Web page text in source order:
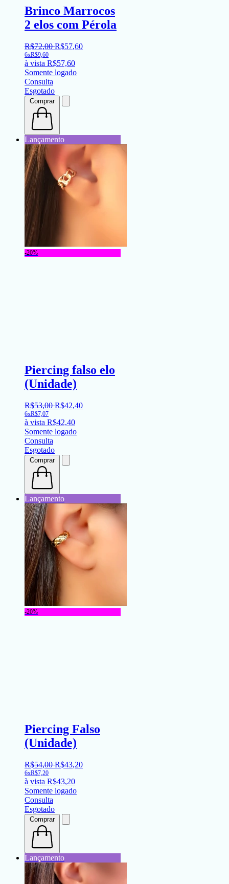
Brinco Marrocos
2 elos com Pérola
R$72,00 R$57,60
6xR$9,60
à vista R$57,60
Somente logado
Consulta
Esgotado
Comprar
-20%
Piercing falso elo
(Unidade)
R$53,00 R$42,40
6xR$7,07
à vista R$42,40
Somente logado
Consulta
Esgotado
Comprar
-20%
Piercing Falso
(Unidade)
R$54,00 R$43,20
6xR$7,20
à vista R$43,20
Somente logado
Consulta
Esgotado
Comprar